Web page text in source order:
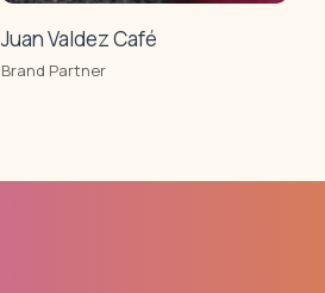
Juan Valdez Café
Brand Partner